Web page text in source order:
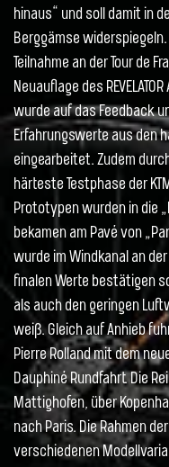
hinaus“ und soll damit in
Berggämse
Teilnahme an der Tour de
Neuauflage des
wurde auf das Feedback
Erfahrungswerte aus den
eingearbeitet. Zudem
härteste Testphase der
Prototypen wurden in die
bekamen am Pavé von
wurde im Windkanal an
finalen Werte bestätigen
als auch den geringen
weiß. Gleich auf Anhieb
Pierre Rolland mit dem
Dauphiné Rundfahrt. Die
Mattighofen, über
nach Paris. Die Rahmen
verschiedenen